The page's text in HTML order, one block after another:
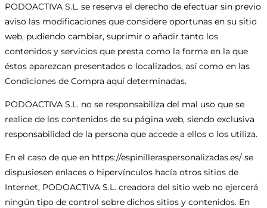
PODOACTIVA S.L. se reserva el derecho de efectuar sin previo
aviso las modificaciones que considere oportunas en su sitio
web, pudiendo cambiar, suprimir o añadir tanto los
contenidos y servicios que presta como la forma en la que
éstos aparezcan presentados o localizados, así como en las
Condiciones de Compra aquí determinadas.
PODOACTIVA S.L. no se responsabiliza del mal uso que se
realice de los contenidos de su página web, siendo exclusiva
responsabilidad de la persona que accede a ellos o los utiliza.
En el caso de que en https://espinilleraspersonalizadas.es/ se
dispusiesen enlaces o hipervínculos hacía otros sitios de
Internet, PODOACTIVA S.L. creadora del sitio web no ejercerá
ningún tipo de control sobre dichos sitios y contenidos. En